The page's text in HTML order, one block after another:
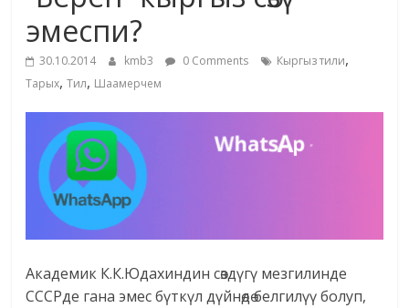
маданияты
жана
адабияты
эмеспи?
30.10.2014 kmb3 0 Comments Кыргыз тили,
Тарых,Тил, Шаамерчем
Академик К.К.Юдахиндин сөздүгү мезгилинде
СССРде гана эмес бүткүл дүйнөдө белгилүү болуп,